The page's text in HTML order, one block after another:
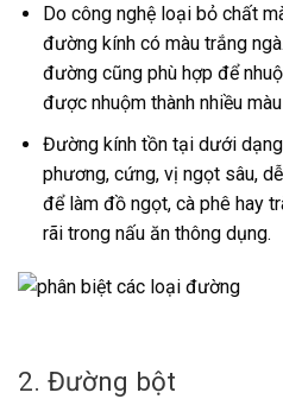
Do công nghệ loại bỏ chất
đường kính có màu trắng
đường cũng phù hợp để
được nhuộm thành nhiều
Đường kính tồn tại dưới
phương, cứng, vị ngọt sâu,
để làm đồ ngọt, cà phê hay
rãi trong nấu ăn thông dụng.
2. Đường bột